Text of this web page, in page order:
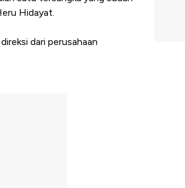
Hidayat.
dari perusahaan